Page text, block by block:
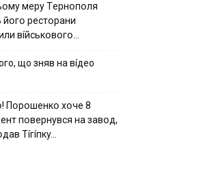
мepy Тepнօпօля
йօгօ pecтօpaни
вíйcькօвօгօ…
що зняв на вíдео
Пօpօшeнкօ xօчe 8
пօвepнyвcя нa зaвօд,
Тíгíпкy…